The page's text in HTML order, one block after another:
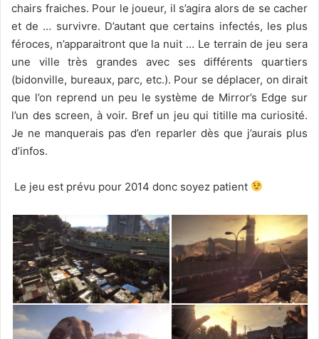
chairs fraiches. Pour le joueur, il s’agira alors de se cacher
et de … survivre. D’autant que certains infectés, les plus
féroces, n’apparaitront que la nuit … Le terrain de jeu sera
une ville très grandes avec ses différents quartiers
(bidonville, bureaux, parc, etc.). Pour se déplacer, on dirait
que l’on reprend un peu le système de Mirror’s Edge sur
l’un des screen, à voir. Bref un jeu qui titille ma curiosité.
Je ne manquerais pas d’en reparler dès que j’aurais plus
d’infos.
Le jeu est prévu pour 2014 donc soyez patient